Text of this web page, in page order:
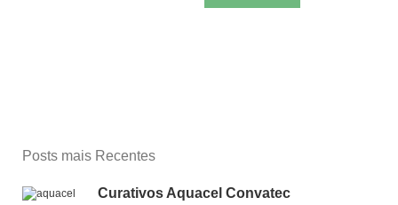
Posts mais Recentes
Curativos Aquacel Convatec